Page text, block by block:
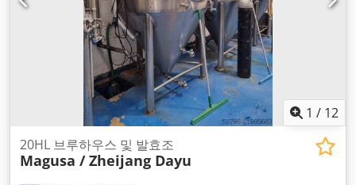
1 / 12
20HL 브루하우스 및 발효조
Magusa / Zheijang Dayu